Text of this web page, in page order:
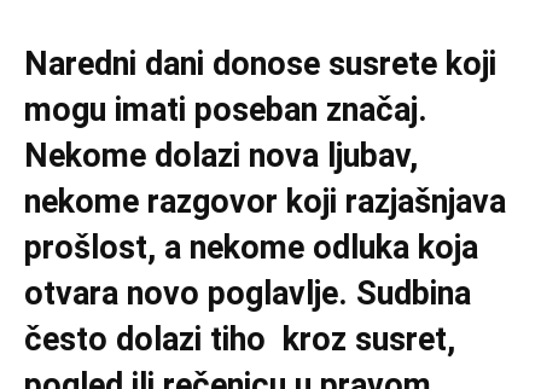
Naredni dani donose susrete koji
mogu imati poseban značaj.
Nekome dolazi nova ljubav,
nekome razgovor koji razjašnjava
prošlost, a nekome odluka koja
otvara novo poglavlje. Sudbina
često dolazi tiho kroz susret,